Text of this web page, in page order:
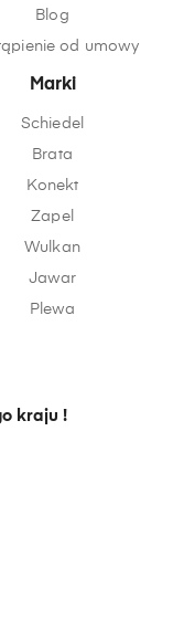
Blog
od umowy
Marki
Schiedel
Brata
Konekt
Zapel
Wulkan
Jawar
Plewa
kraju !